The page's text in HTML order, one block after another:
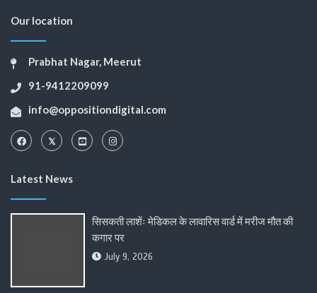
Our location
Prabhat Nagar, Meerut
91-9412209099
info@oppositiondigital.com
Latest News
सिसकती लाशेंः मेडिकल के लावारिस वार्ड में मरीज मौत की
कगार पर
July 9, 2026